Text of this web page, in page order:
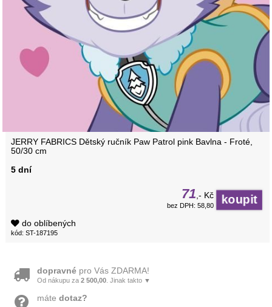
JERRY FABRICS Dětský ručník Paw Patrol pink Bavlna - Froté,
50/30 cm
5 dní
71,- Kč
bez DPH: 58,80
do oblíbených
kód: ST-187195
dopravnépro Vás ZDARMA!
Od nákupu za 2 500,00. Jinak takto ▼
máte dotaz?